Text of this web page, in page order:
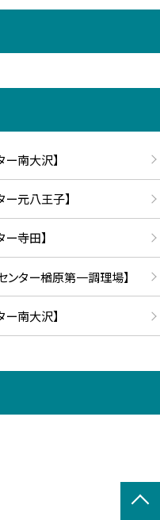
南大沢】
元八王子】
寺田】
ンター楢原第一調理場】
南大沢】